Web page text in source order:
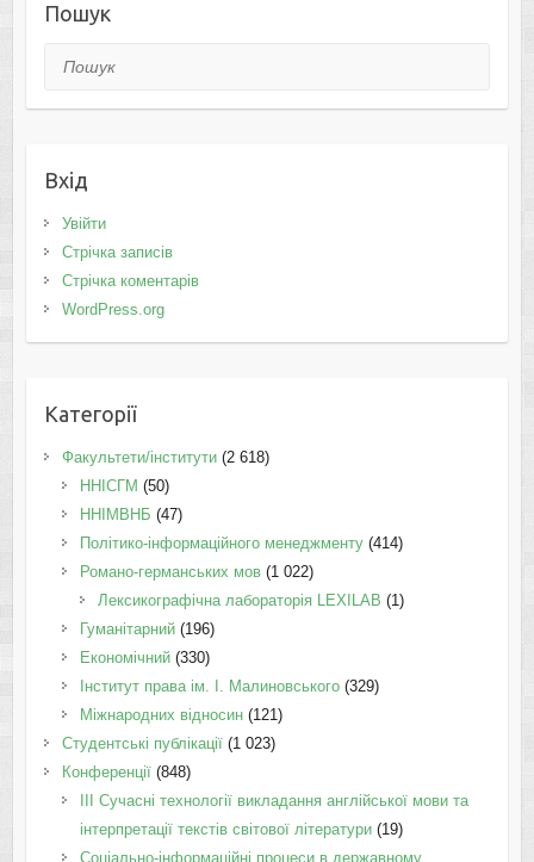
Пошук
Пошук
Вхід
Увійти
Стрічка записів
Стрічка коментарів
WordPress.org
Категорії
Факультети/інститути(2 618)
ННІСГМ (50)
ННІМВНБ (47)
Політико-інформаційного менеджменту(414)
Романо-германських мов(1 022)
Лексикографічна лабораторія LEXILAB (1)
Гуманітарний(196)
Економічний(330)
Інститут права ім. І. Малиновського(329)
Міжнародних відносин(121)
Студентські публікації(1 023)
Конференції(848)
III Сучасні технології викладання англійської мови та
інтерпретації текстів світової літератури(19)
Соціально-інформаційні процеси в державному